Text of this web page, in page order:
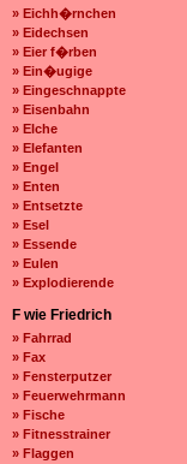
» Eichh�rnchen
» Eidechsen
» Eier f�rben
» Ein�ugige
» Eingeschnappte
» Eisenbahn
» Elche
» Elefanten
» Engel
» Enten
» Entsetzte
» Esel
» Essende
» Eulen
» Explodierende
F wie Friedrich
» Fahrrad
» Fax
» Fensterputzer
» Feuerwehrmann
» Fische
» Fitnesstrainer
» Flaggen